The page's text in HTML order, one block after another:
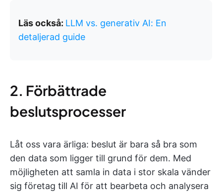
Läs också: LLM vs. generativ AI: En
detaljerad guide
2. Förbättrade
beslutsprocesser
Låt oss vara ärliga: beslut är bara så bra som
den data som ligger till grund för dem. Med
möjligheten att samla in data i stor skala vänder
sig företag till AI för att bearbeta och analysera